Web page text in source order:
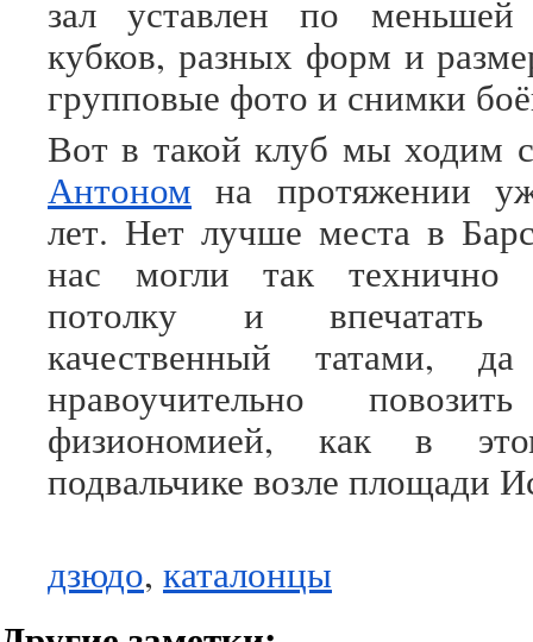
зал уставлен по
кубков, разных форм и
групповые фото и снимки
Вот в такой клуб мы ходим
Антоном на протяжении
лет. Нет лучше места в
нас могли так технично
потолку и
качественный татами,
нравоучительно
физиономией, как в
подвальчике возле площади
дзюдо, каталонцы